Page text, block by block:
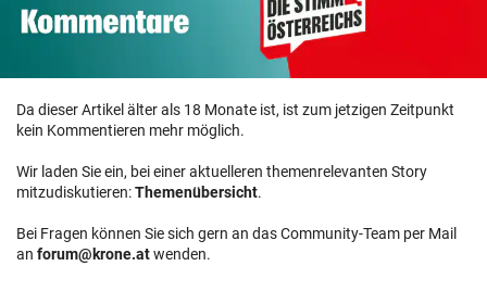
Da dieser Artikel älter als 18 Monate ist, ist zum jetzigen Zeitpunkt
kein Kommentieren mehr möglich.
Wir laden Sie ein, bei einer aktuelleren themenrelevanten Story
mitzudiskutieren:Themenübersicht.
Bei Fragen können Sie sich gern an das Community-Team per Mail
an forum@krone.atwenden.